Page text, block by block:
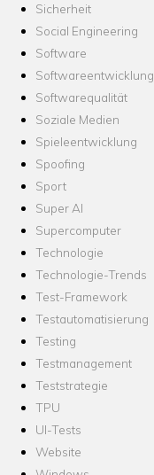
Sicherheit
Social Engineering
Software
Softwareentwicklung
Softwarequalität
Soziale Medien
Spieleentwicklung
Spoofing
Sport
Super AI
Supercomputer
Technologie
Technologie-Trends
Test-Framework
Testautomatisierung
Testing
Testmanagement
Teststrategie
TPU
UI-Tests
Website